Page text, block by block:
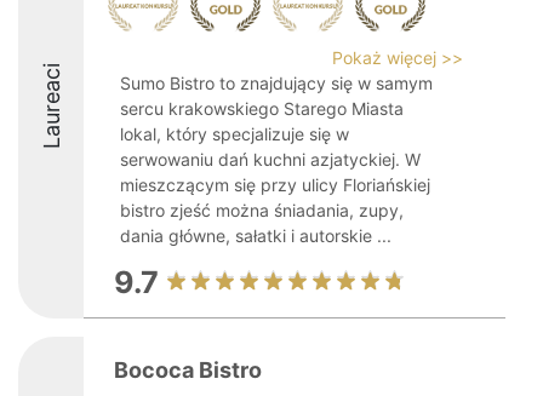
Laureaci
Pokaż więcej >>
Sumo Bistro to znajdujący się w samym
sercu krakowskiego Starego Miasta
lokal, który specjalizuje się w
serwowaniu dań kuchni azjatyckiej. W
mieszczącym się przy ulicy Floriańskiej
bistro zjeść można śniadania, zupy,
dania główne, sałatki i autorskie ...
9.7
Bococa Bistro